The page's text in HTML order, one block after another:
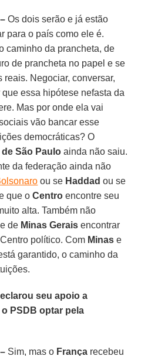
Os dois serão e já estão
para o país como ele é.
caminho da prancheta, de
de prancheta no papel e se
reais. Negociar, conversar,
essa hipótese nefasta da
Mas por onde ela vai
vão bancar esse
democráticas? O
São Paulo ainda não saiu.
da federação ainda não
ou se Haddad ou se
que oCentro encontre seu
alta. Também não
de Minas Gerais encontrar
político. Com Minas e
garantido, o caminho da
seu apoio a
PSDB optar pela
Sim, mas o França recebeu